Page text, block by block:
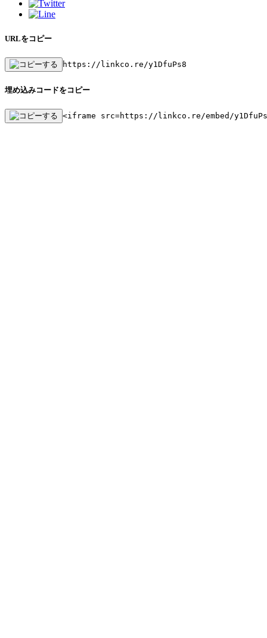
URLをコピー
https://linkco.re/y1DfuPs8
埋め込みコードをコピー
<iframe src=https://linkco.re/embed/